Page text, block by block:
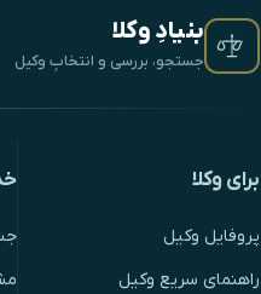
بنیادِ وکلا
جستجو، بررسی و انتخابِ وکیل
برای وکلا
پروفایل وکیل
راهنمای سریع وکیل